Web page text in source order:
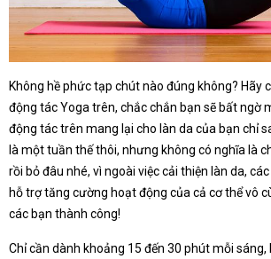
Không hề phức tạp chút nào đúng không? Hãy
động tác Yoga trên, chắc chắn bạn sẽ bất ngờ
động tác trên mang lại cho làn da của bạn chỉ
là một tuần thế thôi, nhưng không có nghĩa là
rồi bỏ đâu nhé, vì ngoài việc cải thiện làn da,
hỗ trợ tăng cường hoạt động của cả cơ thể vô
các bạn thành công!
Chỉ cần dành khoảng 15 đến 30 phút mỗi